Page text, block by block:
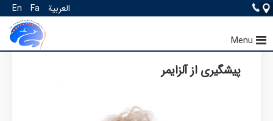
En Fa العربية
Menu
پیشگیری از آلزایمر